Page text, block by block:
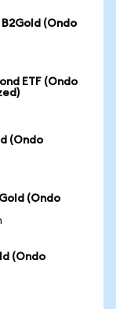
(Ondo
ETF (Ondo
(Ondo
(Ondo
(Ondo